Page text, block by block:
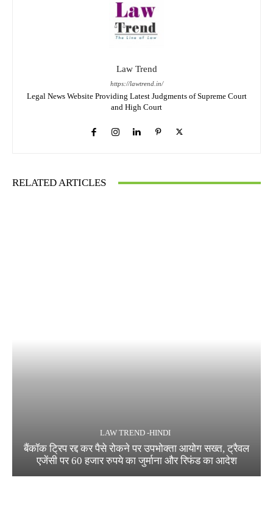
Law Trend
https://lawtrend.in/
Legal News Website Providing Latest Judgments of Supreme Court
and High Court
RELATED ARTICLES
LAW TREND -HINDI
बैंकॉक ट्रिप रद्द कर पैसे रोकने पर उपभोक्ता आयोग सख्त, ट्रैवल
एजेंसी पर 60 हजार रुपये का जुर्माना और रिफंड का आदेश